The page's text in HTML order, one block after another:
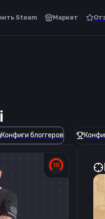
Steam Маркет
Конфиги блоггеров